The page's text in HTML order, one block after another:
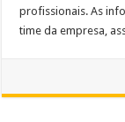
profissionais. As
time da empresa,